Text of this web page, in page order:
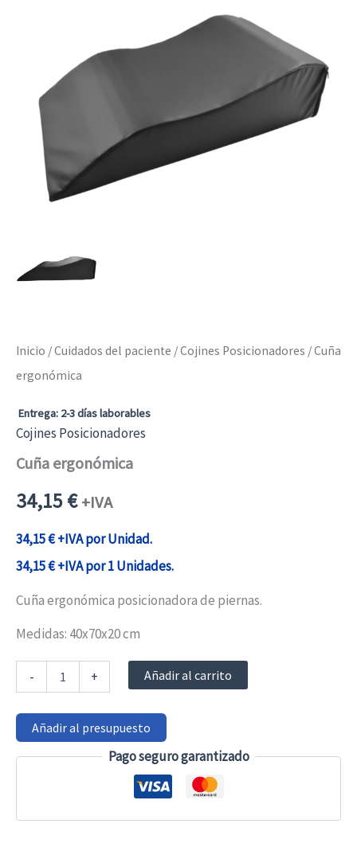
Inicio /Cuidados del paciente /Cojines Posicionadores / Cuña
ergonómica
Entrega: 2-3 días laborables
Cojines Posicionadores
Cuña ergonómica
34,15€ +IVA
34,15€+IVA por Unidad.
34,15€+IVA por 1 Unidades.
Cuña ergonómica posicionadora de piernas.
Medidas: 40x70x20 cm
-
ergonómica
+ Añadir al carrito
Añadir al presupuesto
Pago seguro garantizado